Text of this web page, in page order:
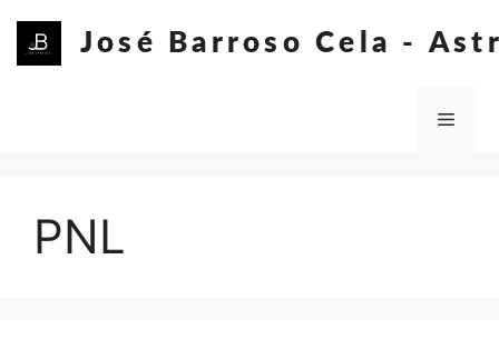
contenido
José Barroso Cela -
PNL